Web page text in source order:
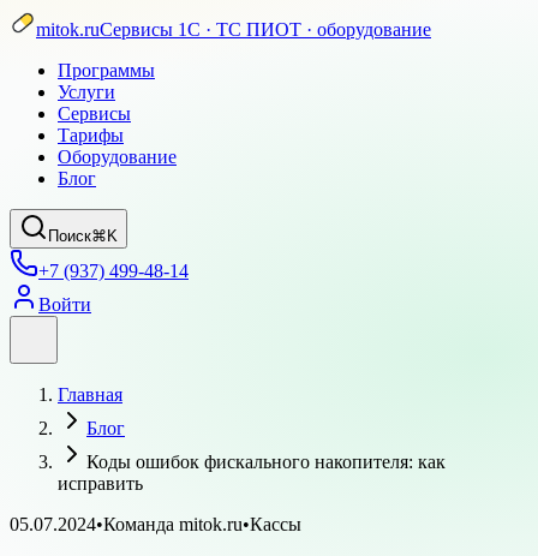
mitok.ruСервисы 1С · ТС ПИОТ · оборудование
Программы
Услуги
Сервисы
Тарифы
Оборудование
Блог
Поиск⌘K
+7 (937) 499-48-14
Войти
Главная
Блог
Коды ошибок фискального накопителя: как
исправить
05.07.2024•Команда mitok.ru•Кассы